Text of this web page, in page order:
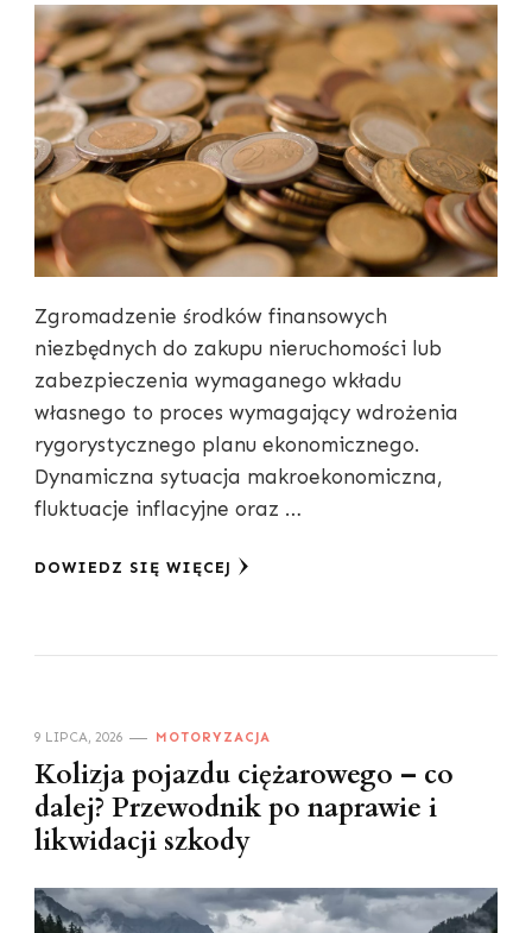
Zgromadzenie środków finansowych
niezbędnych do zakupu nieruchomości lub
zabezpieczenia wymaganego wkładu
własnego to proces wymagający wdrożenia
rygorystycznego planu ekonomicznego.
Dynamiczna sytuacja makroekonomiczna,
fluktuacje inflacyjne oraz …
DOWIEDZ SIĘ WIĘCEJ
9 LIPCA, 2026 MOTORYZACJA
Kolizja pojazdu ciężarowego – co
dalej? Przewodnik po naprawie i
likwidacji szkody